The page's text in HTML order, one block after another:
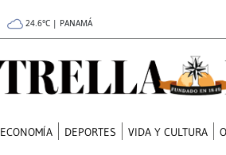
24.6°C | PANAMÁ
ECONOMÍA DEPORTES VIDA Y CULTURA